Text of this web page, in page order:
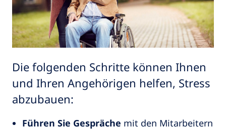
Die folgenden Schritte können Ihnen
und Ihren Angehörigen helfen, Stress
abzubauen:
Führen Sie Gespräche mit den Mitarbeitern